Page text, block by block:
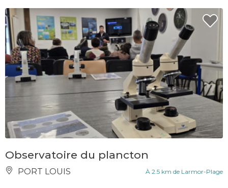
Observatoire du plancton
PORT LOUIS À 2.5 km de Larmor-Plage